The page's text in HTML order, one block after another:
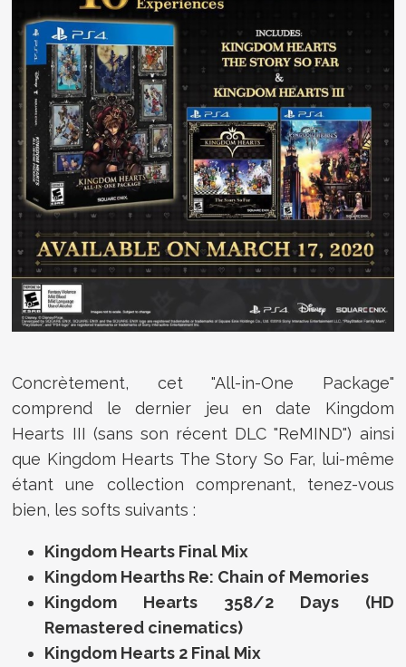
Concrètement, cet "All-in-One Package"
comprend le dernier jeu en date Kingdom
Hearts III (sans son récent DLC "ReMIND") ainsi
que Kingdom Hearts The Story So Far, lui-même
étant une collection comprenant, tenez-vous
bien, les softs suivants :
Kingdom Hearts Final Mix
Kingdom Hearths Re: Chain of Memories
Kingdom Hearts 358/2 Days (HD
Remastered cinematics)
Kingdom Hearts 2 Final Mix